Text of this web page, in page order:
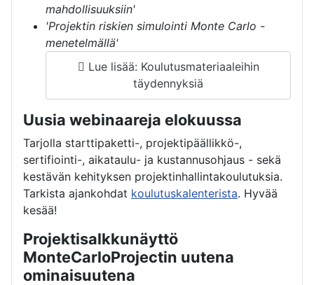
mahdollisuuksiin'
'Projektin riskien simulointi Monte Carlo -
menetelmällä'
Lue lisää: Koulutusmateriaaleihin
täydennyksiä
Uusia webinaareja elokuussa
Tarjolla starttipaketti-, projektipäällikkö-,
sertifiointi-, aikataulu- ja kustannusohjaus - sekä
kestävän kehityksen projektinhallintakoulutuksia.
Tarkista ajankohdat koulutuskalenterista. Hyvää
kesää!
Projektisalkkunäyttö
MonteCarloProjectin uutena
ominaisuutena